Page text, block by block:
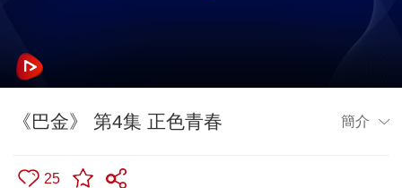
《巴金》 第4集 正色青春 簡介
25